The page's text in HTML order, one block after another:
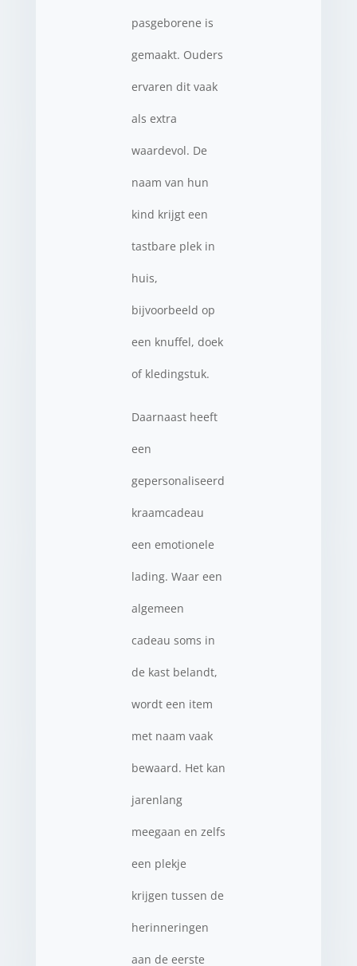
pasgeborene is
gemaakt. Ouders
ervaren dit vaak
als extra
waardevol. De
naam van hun
kind krijgt een
tastbare plek in
huis,
bijvoorbeeld op
een knuffel, doek
of kledingstuk.
Daarnaast heeft
een
gepersonaliseerd
kraamcadeau
een emotionele
lading. Waar een
algemeen
cadeau soms in
de kast belandt,
wordt een item
met naam vaak
bewaard. Het kan
jarenlang
meegaan en zelfs
een plekje
krijgen tussen de
herinneringen
aan de eerste